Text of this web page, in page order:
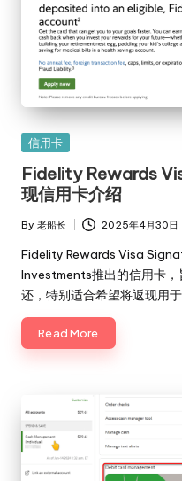
Posted
信用卡
Fidelity Rewards
现信用卡介绍
Posted
by
By 老船长 2025年4月30日
Fidelity Rewards Visa
Investments推出的信用卡，
还，特别适合希望将返现用
Read More